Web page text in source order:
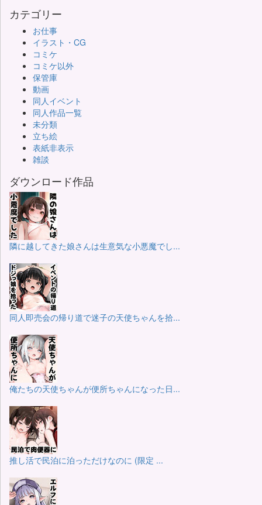
カテゴリー
お仕事
イラスト・CG
コミケ
コミケ以外
保管庫
動画
同人イベント
同人作品一覧
未分類
立ち絵
表紙非表示
雑談
ダウンロード作品
隣に越してきた娘さんは生意気な小悪魔でし...
同人即売会の帰り道で迷子の天使ちゃんを拾...
俺たちの天使ちゃんが便所ちゃんになった日...
推し活で民泊に泊っただけなのに (限定 ...